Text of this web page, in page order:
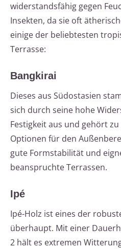
widerstandsfähig gegen
Insekten, da sie oft
einige der beliebtesten
Terrasse:
Bangkirai
Dieses aus Südostasien
sich durch seine hohe
Festigkeit aus und gehört
Optionen für den
gute Formstabilität und
beanspruchte Terrassen.
Ipé
Ipé-Holz ist eines der
überhaupt. Mit einer
2 hält es extremen